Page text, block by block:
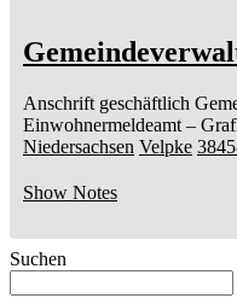
Anschrift geschäftlich
Einwohnermeldeamt –
Niedersachsen Velpke
Show Notes
Suchen